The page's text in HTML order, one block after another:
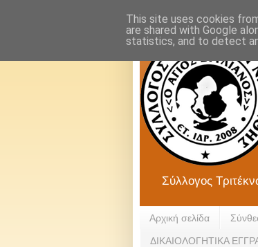
Σύλλογος
Αρχική σελίδα
ΔΙΚΑΙΟΛΟΓΗΤΙΚΑ
This site uses cookies
are shared with Google
statistics, and to detect